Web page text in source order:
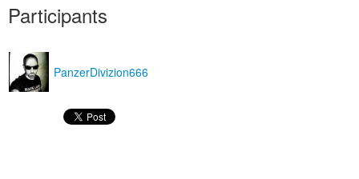
Participants
PanzerDivizion666